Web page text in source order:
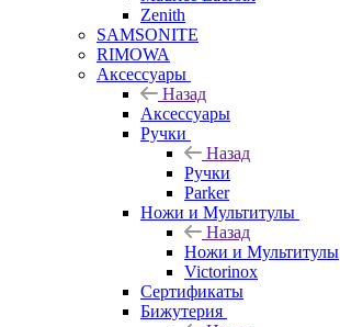
Zenith
SAMSONITE
RIMOWA
Аксессуары
Назад
Аксессуары
Ручки
Назад
Ручки
Parker
Ножи и Мультитулы
Назад
Ножи и Мультитулы
Victorinox
Сертификаты
Бижутерия